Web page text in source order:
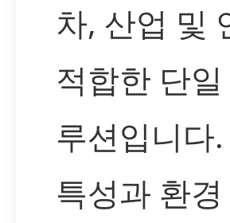
차, 산업 및
적합한 단
루션입니다
특성과 환